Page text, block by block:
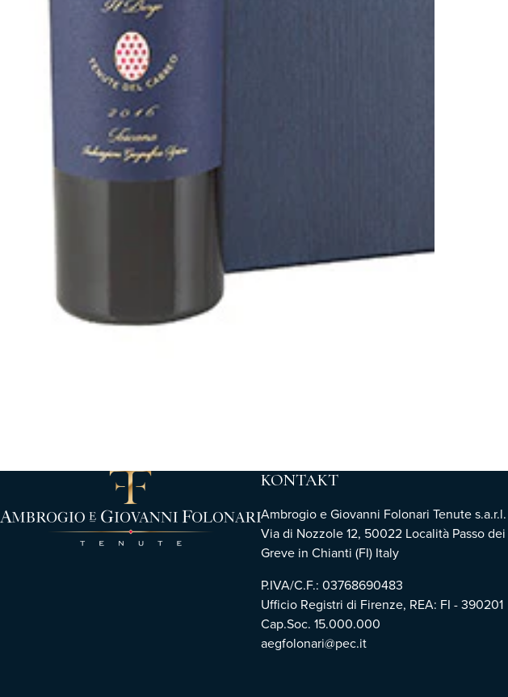
KONTAKT
Ambrogio e Giovanni Folonari Tenute s.a.r.l.
Via di Nozzole 12, 50022 Località Passo
Greve in Chianti (FI) Italy
P.IVA/C.F.: 03768690483
Ufficio Registri di Firenze, REA: FI - 390201
Cap.Soc. 15.000.000
aegfolonari@pec.it